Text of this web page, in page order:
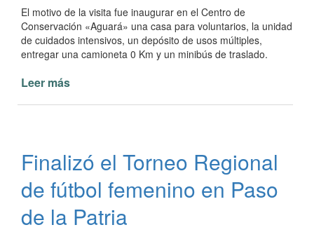
El motivo de la visita fue inaugurar en el Centro de
Conservación «Aguará» una casa para voluntarios, la unidad
de cuidados intensivos, un depósito de usos múltiples,
entregar una camioneta 0 Km y un minibús de traslado.
Leer más
a
Paso
de
la
Patria
Finalizó el Torneo Regional
de fútbol femenino en Paso
de la Patria